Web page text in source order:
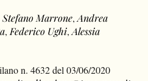
Stefano Marrone,Andrea
, Federico Ughi,Alessia
n. 4632 del 03/06/2020